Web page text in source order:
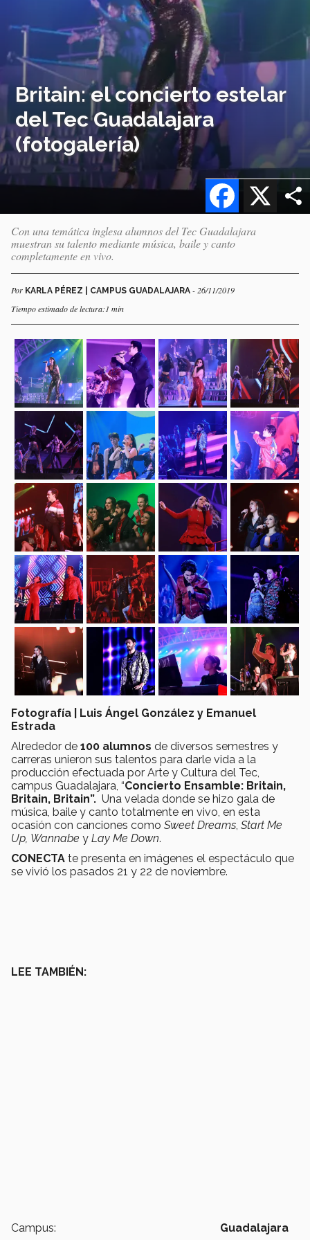
Britain: el concierto estelar
del Tec Guadalajara
(fotogalería)
X
Facebook
Con una temática inglesa alumnos del Tec Guadalajara
muestran su talento mediante música, baile y canto
completamente en vivo.
Por KARLA PÉREZ | CAMPUS GUADALAJARA - 26/11/2019
Tiempo estimado de lectura:1 min
Fotografía | Luis Ángel González y Emanuel
Estrada
Alrededor de 100 alumnos de diversos semestres y
carreras unieron sus talentos para darle vida a la
producción efectuada por Arte y Cultura del Tec,
campus Guadalajara, “Concierto Ensamble: Britain,
Britain, Britain”. Una velada donde se hizo gala de
música, baile y canto totalmente en vivo, en esta
ocasión con canciones como Sweet Dreams Start Me
Up, Wannabe y Lay Me Down.
CONECTA te presenta en imágenes el espectáculo que
se vivió los pasados 21 y 22 de noviembre.
LEE TAMBIÉN:
Campus: Guadalajara